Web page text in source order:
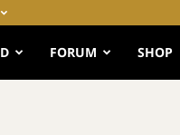
FORUM SHOP